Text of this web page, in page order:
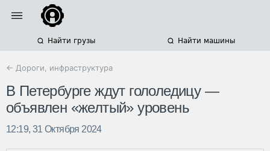
Найти грузы Найти машины
← Дороги, инфраструктура
В Петербурге ждут гололедицу —
объявлен «желтый» уровень
12:19, 31 Октября 2024